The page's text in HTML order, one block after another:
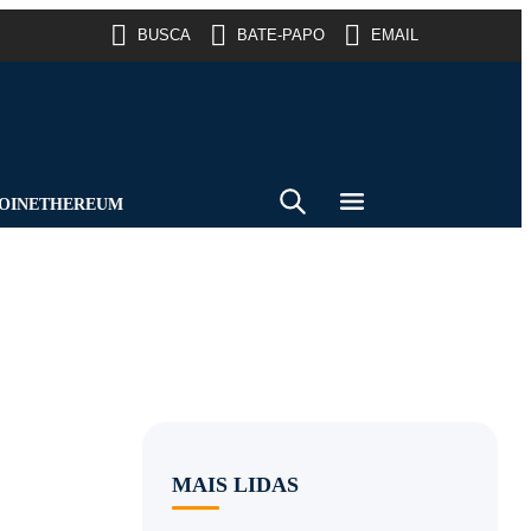
BUSCA BATE-PAPO EMAIL
ETHEREUM
MAIS LIDAS